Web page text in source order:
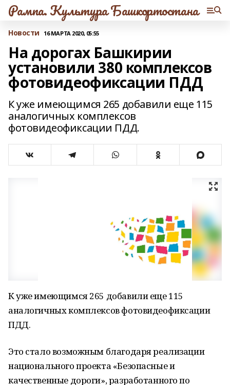
Рампа. Культура Башкортостана
Новости 16 МАРТА 2020, 05:55
На дорогах Башкирии
установили 380 комплексов
фотовидеофиксации ПДД
К уже имеющимся 265 добавили еще 115
аналогичных комплексов
фотовидеофиксации ПДД.
К уже имеющимся 265 добавили еще 115
аналогичных комплексов фотовидеофиксации
ПДД.
Это стало возможным благодаря реализации
национального проекта «Безопасные и
качественные дороги», разработанного по